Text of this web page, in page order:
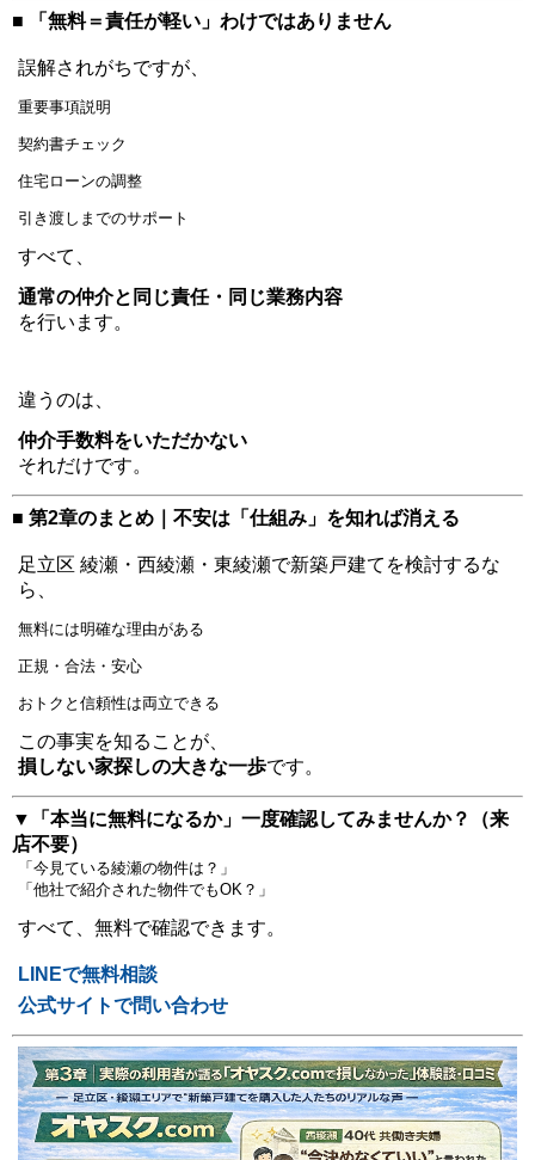
■ 「無料＝責任が軽い」わけではありません
誤解されがちですが、
重要事項説明
契約書チェック
住宅ローンの調整
引き渡しまでのサポート
すべて、
通常の仲介と同じ責任・同じ業務内容
を行います。
違うのは、
仲介手数料をいただかない
それだけです。
■ 第2章のまとめ｜不安は「仕組み」を知れば消える
足立区 綾瀬・西綾瀬・東綾瀬で新築戸建てを検討するな
ら、
無料には明確な理由がある
正規・合法・安心
おトクと信頼性は両立できる
この事実を知ることが、
損しない家探しの大きな一歩です。
▼「本当に無料になるか」一度確認してみませんか？（来
店不要）
「今見ている綾瀬の物件は？」
「他社で紹介された物件でもOK？」
すべて、無料で確認できます。
LINEで無料相談
公式サイトで問い合わせ